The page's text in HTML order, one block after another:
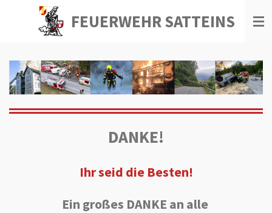
Hauptinhalt
FEUERWEHR SATTEINS
DANKE!
Ihr seid die Besten!
Ein großes DANKE an alle